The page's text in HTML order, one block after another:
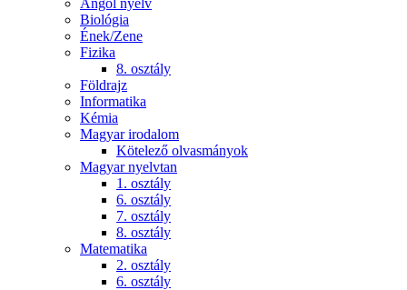
Angol nyelv
Biológia
Ének/Zene
Fizika
8. osztály
Földrajz
Informatika
Kémia
Magyar irodalom
Kötelező olvasmányok
Magyar nyelvtan
1. osztály
6. osztály
7. osztály
8. osztály
Matematika
2. osztály
6. osztály